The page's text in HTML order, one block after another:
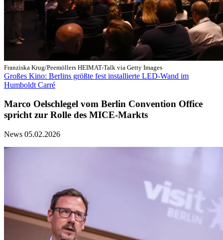
Franziska Krug/Peemöllers HEIMAT-Talk via Getty Images
Großes Kino: Berlins größte fest installierte LED-Wand im
Humboldt Carré
Marco Oelschlegel vom Berlin Convention Office
spricht zur Rolle des MICE-Markts
News 05.02.2026